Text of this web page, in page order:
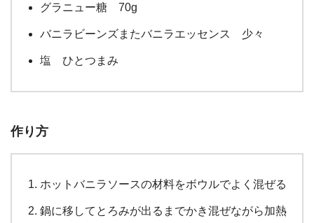
グラニュー糖 70g
バニラビーンズまたバニラエッセンス 少々
塩 ひとつまみ
作り方
ホットバニラソースの材料をボウルでよく混ぜる
鍋に移してとろみが出るまでかき混ぜながら加熱